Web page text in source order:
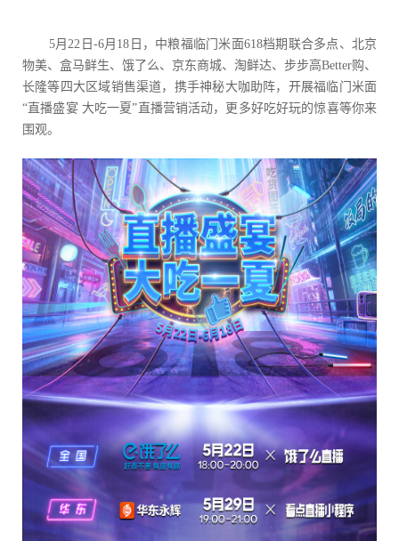
5月22日-6月18日，中粮福临门米面618档期联合多点、北京
物美、盒马鲜生、饿了么、京东商城、淘鲜达、步步高Better购、
长隆等四大区域销售渠道，携手神秘大咖助阵，开展福临门米面
“直播盛宴 大吃一夏”直播营销活动，更多好吃好玩的惊喜等你来
围观。